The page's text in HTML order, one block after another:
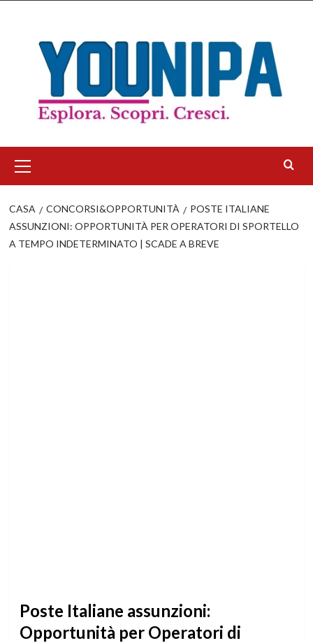
contenuto
principale
CASA CONCORSI&OPPORTUNITÀ
POSTE ITALIANE
ASSUNZIONI: OPPORTUNITÀ PER OPERATORI DI SPORTELLO
A TEMPO INDETERMINATO | SCADE A BREVE
Poste Italiane assunzioni:
Opportunità per Operatori di